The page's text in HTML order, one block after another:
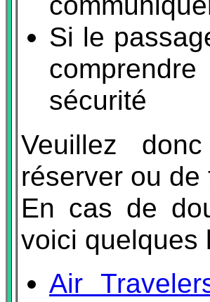
Si le
sécurité
Veuillez
réserver ou
En cas de
voici quelques
Air